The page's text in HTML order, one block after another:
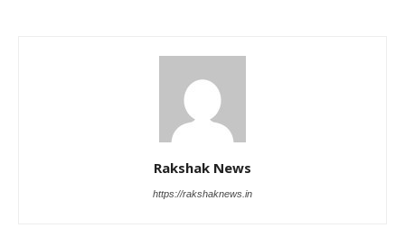
Rakshak News
https://rakshaknews.in